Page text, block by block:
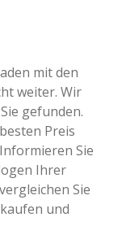
mit den
weiter. Wir
gefunden.
Preis
Sie
Ihrer
Sie
und